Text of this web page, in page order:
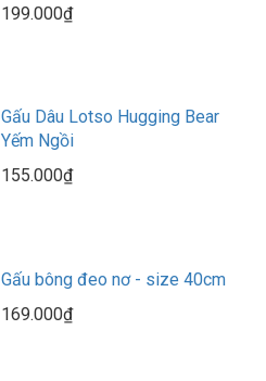
199.000₫
Gấu Dâu Lotso Hugging Bear
Yếm Ngồi
155.000₫
Gấu bông đeo nơ - size 40cm
169.000₫